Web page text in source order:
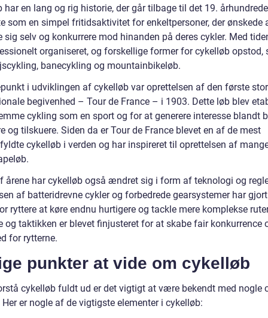
har en lang og rig historie, der går tilbage til det 19.
som en simpel fritidsaktivitet for enkeltpersoner, der ønskede
sig selv og konkurrere mod hinanden på deres cykler. Med
organiseret, og forskellige former for cykelløb opstod,
banecykling og mountainbikeløb.
i udviklingen af cykelløb var oprettelsen af den første
begivenhed – Tour de France – i 1903. Dette løb blev
cykling som en sport og for at generere interesse blandt
og tilskuere. Siden da er Tour de France blevet en af de mest
cykelløb i verden og har inspireret til oprettelsen af
årene har cykelløb også ændret sig i form af teknologi og
af batteridrevne cykler og forbedrede gearsystemer har
ryttere at køre endnu hurtigere og tackle mere komplekse
og taktikken er blevet finjusteret for at skabe fair konkurrence
for rytterne.
punkter at vide om cykelløb
cykelløb fuldt ud er det vigtigt at være bekendt med nogle
Her er nogle af de vigtigste elementer i cykelløb: